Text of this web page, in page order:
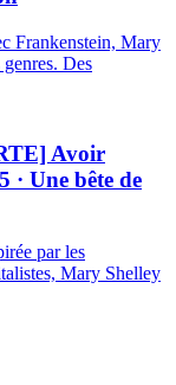
Frankenstein, Mary
Des
Avoir
· Une bête de
par les
Mary Shelley